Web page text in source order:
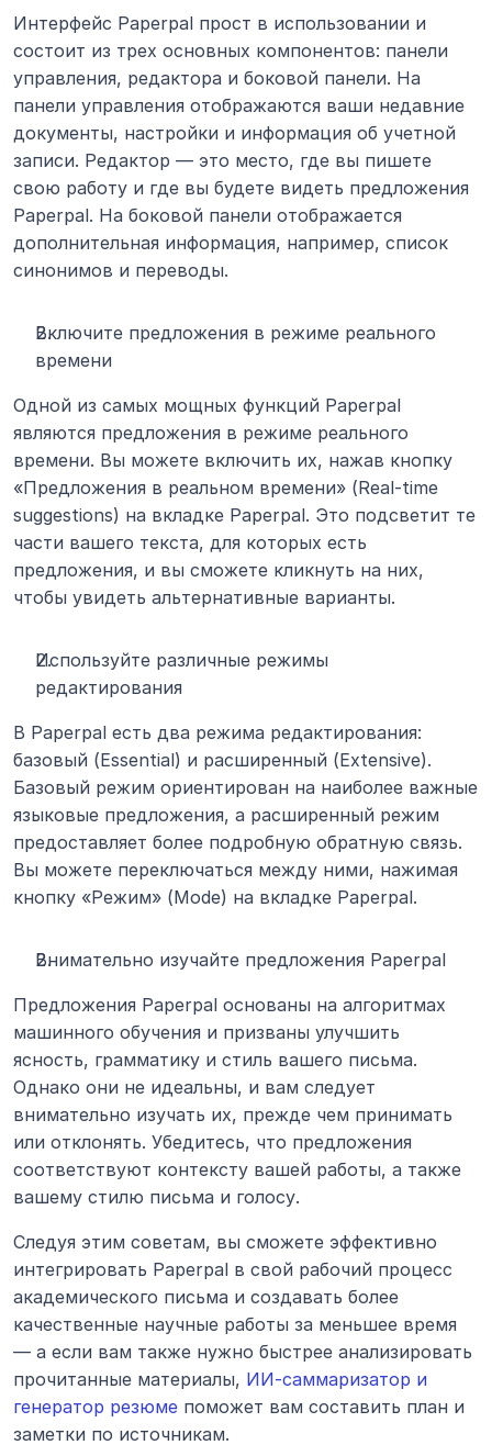
Интерфейс Paperpal прост в использовании и
состоит из трех основных компонентов: панели
управления, редактора и боковой панели. На
панели управления отображаются ваши недавние
документы, настройки и информация об учетной
записи. Редактор — это место, где вы пишете
свою работу и где вы будете видеть предложения
Paperpal. На боковой панели отображается
дополнительная информация, например, список
синонимов и переводы.
Включите предложения в режиме реального
времени
Одной из самых мощных функций Paperpal
являются предложения в режиме реального
времени. Вы можете включить их, нажав кнопку
«Предложения в реальном времени» (Real-time
suggestions) на вкладке Paperpal. Это подсветит те
части вашего текста, для которых есть
предложения, и вы сможете кликнуть на них,
чтобы увидеть альтернативные варианты.
Используйте различные режимы
редактирования
В Paperpal есть два режима редактирования:
базовый (Essential) и расширенный (Extensive).
Базовый режим ориентирован на наиболее важные
языковые предложения, а расширенный режим
предоставляет более подробную обратную связь.
Вы можете переключаться между ними, нажимая
кнопку «Режим» (Mode) на вкладке Paperpal.
Внимательно изучайте предложения Paperpal
Предложения Paperpal основаны на алгоритмах
машинного обучения и призваны улучшить
ясность, грамматику и стиль вашего письма.
Однако они не идеальны, и вам следует
внимательно изучать их, прежде чем принимать
или отклонять. Убедитесь, что предложения
соответствуют контексту вашей работы, а также
вашему стилю письма и голосу.
Следуя этим советам, вы сможете эффективно
интегрировать Paperpal в свой рабочий процесс
академического письма и создавать более
качественные научные работы за меньшее время
— а если вам также нужно быстрее анализировать
прочитанные материалы, ИИ-саммаризатор и
генератор резюме поможет вам составить план и
заметки по источникам.